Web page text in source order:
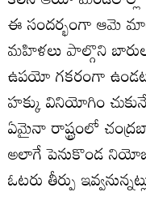
ఈ సందర్భంగా ఆమె
మహిళలు పాల్గొని
ఉపయో గకరంగా
హక్కు వినియోగిం
ఏమైనా రాష్ట్రంలో
అలాగే పెనుకొండ
ఓటరు తీర్పు